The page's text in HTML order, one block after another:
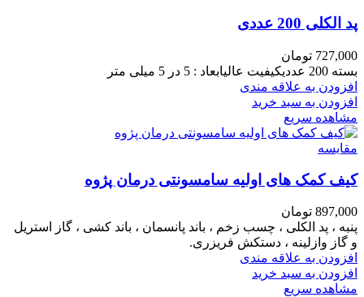
پد الکلی 200 عددی
727,000 تومان
بسته 200 عددیکیفیت عالیابعاد : 5 در 5 میلی متر
افزودن به علاقه مندی
افزودن به سبد خرید
مشاهده سریع
مقایسه
کیف کمک های اولیه سامسونتی درمان پژوه
897,000 تومان
پنبه ، پد الکلی ، چسب زخم ، باند پانسمان ، باند کشی ، گاز استریل
و گاز وازلینه ، دستکش فریزری.
افزودن به علاقه مندی
افزودن به سبد خرید
مشاهده سریع